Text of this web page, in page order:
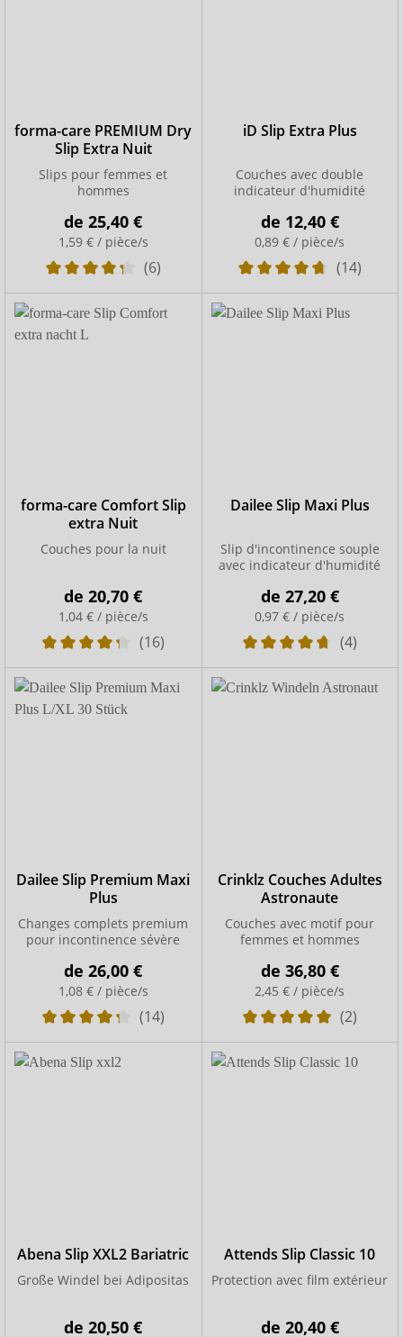
forma-care PREMIUM Dry
Slip Extra Nuit
Slips pour femmes et
hommes
de25,40 €
1,59 € / pièce/s
(6)
iD Slip Extra Plus
Couches avec double
indicateur d'humidité
de 12,40 €
0,89 € / pièce/s
(14)
forma-care Comfort Slip
extra Nuit
Couches pour la nuit
de20,70 €
1,04 € / pièce/s
(16)
Dailee Slip Maxi Plus
Slip d'incontinence souple
avec indicateur d'humidité
de 27,20 €
0,97 € / pièce/s
(4)
Dailee Slip Premium Maxi
Plus
Changes complets premium
pour incontinence sévère
de26,00 €
1,08 € / pièce/s
(14)
Crinklz Couches Adultes
Astronaute
Couches avec motif pour
femmes et hommes
de 36,80 €
2,45 € / pièce/s
(2)
Abena Slip XXL2 Bariatric
Große Windel bei Adipositas
de20,50 €
Attends Slip Classic 10
Protection avec film extérieur
de 20,40 €